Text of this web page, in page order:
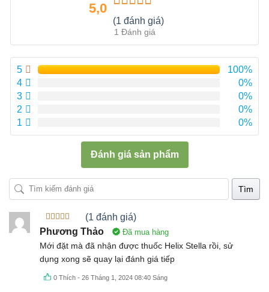
5,0
Được xếp
hạng 5.00
sao
(1 đánh giá)
1 Đánh giá
5
100%
4
0%
3
0%
2
0%
1
0%
Đánh giá sản phẩm
Tìm
Được xếp
hạng55
sao
(1 đánh giá)
Phương Thảo
Đã mua hàng
Mới đặt mà đã nhận được thuốc Helix Stella rồi, sử
dụng xong sẽ quay lại đánh giá tiếp
0 Thích -26 Tháng 1, 2024 08:40 Sáng